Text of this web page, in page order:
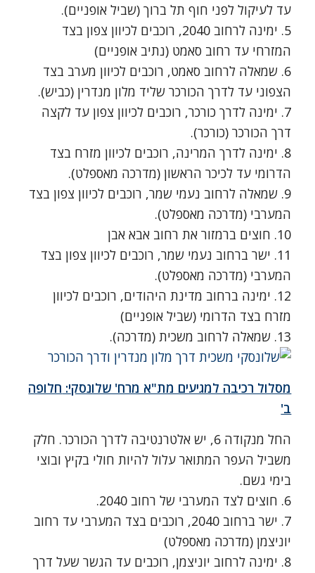
עד לעיקול לפני חוף תל ברוך (שביל אופניים).
5. ימינה לרחוב 2040, רוכבים לכיוון צפון בצד
המזרחי עד רחוב סאמט (נתיב אופניים)
6. שמאלה לרחוב סאמט, רוכבים לכיוון מערב בצד
הצפוני עד לדרך הכורכר שליד מלון מנדרין (כביש).
7. ימינה לדרך כורכר, רוכבים לכיוון צפון עד לקצה
דרך הכורכר (כורכר).
8. ימינה לדרך המרינה, רוכבים לכיוון מזרח בצד
הדרומי עד לכיכר הראשון (מדרכה מאספלט).
9. שמאלה לרחוב נעמי שמר, רוכבים לכיוון צפון בצד
המערבי (מדרכה מאספלט).
10. חוצים ברמזור את רחוב אבא אבן
11. ישר ברחוב נעמי שמר, רוכבים לכיוון צפון בצד
המערבי (מדרכה מאספלט).
12. ימינה ברחוב מדינת היהודים, רוכבים לכיוון
מזרח בצד הדרומי (שביל אופניים)
13. שמאלה לרחוב משכית (מדרכה).
מסלול רכיבה למגיעים מת"א מרח' שלונסקי: חלופה
ב'
החל מנקודה 6, יש אלטרנטיבה לדרך הכורכר. חלק
משביל העפר המתואר עלול להיות חולי בקיץ ובוצי
בימי גשם.
6. חוצים לצד המערבי של רחוב 2040.
7. ישר ברחוב 2040, רוכבים בצד המערבי עד רחוב
יוניצמן (מדרכה מאספלט)
8. ימינה לרחוב יוניצמן, רוכבים עד הגשר שעל דרך